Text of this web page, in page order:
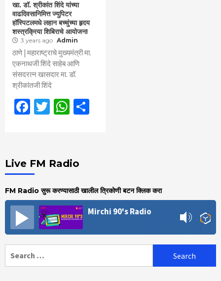
खा. डॉ. श्रीकांत शिंदे यांच्या
वाढदिवसानिमित्त ज्युपिटर
हॉस्पिटलमधे लहान बच्चुंच्या हृदय
शस्त्रक्रिया शिबिराचे आयोजन!
3 years ago Admin
ठाणे | महाराष्ट्राचे मुख्यमंत्री मा.
एकनाथजी शिंदे साहेब आणि
संसदरत्न खासदार मा. डॉ.
श्रीकांतजी शिंदे
Facebook
TwitterWhatsApp
Live FM Radio
FM Radio सुरू करण्यासाठी खालील त्रिकोणी बटन क्लिक करा
Mirchi 90's Radio